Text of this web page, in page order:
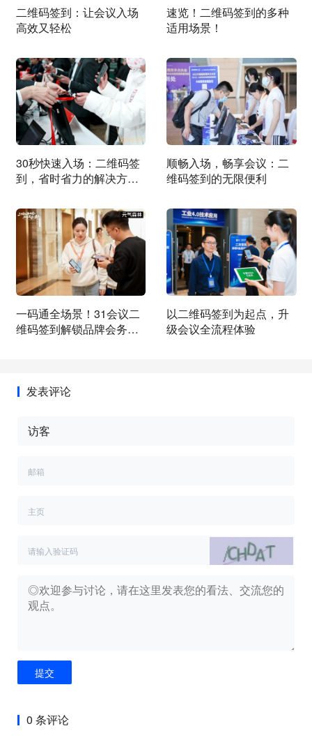
二维码签到：让会议入场
高效又轻松
速览！二维码签到的多种
适用场景！
30秒快速入场：二维码签
到，省时省力的解决方
顺畅入场，畅享会议：二
维码签到的无限便利
一码通全场景！31会议二
维码签到解锁品牌会务新
以二维码签到为起点，升
级会议全流程体验
发表评论
提交
0 条评论